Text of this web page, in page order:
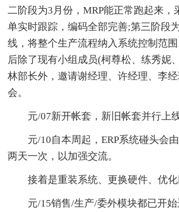
二阶段为3月份，MRP能正常跑起来，
单实时跟踪，编码全部完善;第三阶段
线，将整个生产流程纳入系统控制范
后除了现有小组成员(柯尊松、练秀妮
林部长外，邀请谢经理、许经理、李
会。
元/07新开帐套，新旧帐套并行上线
元/10自本周起，ERP系统碰头会由
两天一次，以加强交流。
接着是重装系统、更换硬件、优化
元/15销售/生产/委外模块都已开始